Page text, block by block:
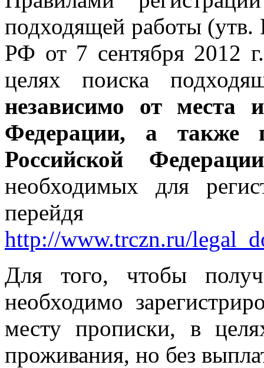
подходящей работы (утв.
РФ от 7 сентября 2012
целях поиска
независимо от места
Федерации, а также
Российской Федерации
необходимых для
перейдя
http://www.trczn.ru/
Для того, чтобы
необходимо
месту прописки, в
проживания, но без